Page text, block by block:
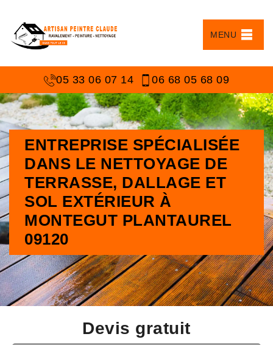
MENU
05 33 06 07 14 06 68 05 68 09
ENTREPRISE SPÉCIALISÉE
DANS LE NETTOYAGE DE
TERRASSE, DALLAGE ET
SOL EXTÉRIEUR À
MONTEGUT PLANTAUREL
09120
Devis gratuit